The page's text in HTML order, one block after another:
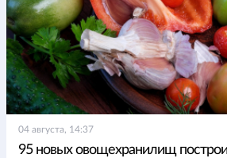
04 августа, 14:37
95 новых овощехранилищ